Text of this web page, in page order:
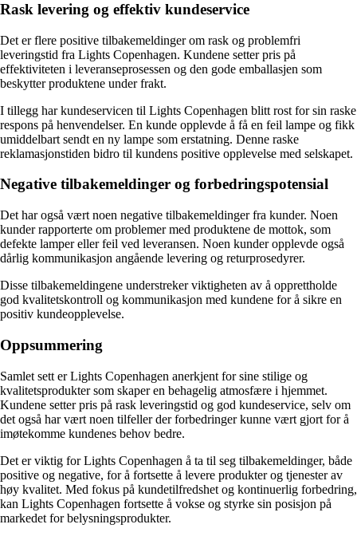
Rask levering og effektiv kundeservice
Det er flere positive tilbakemeldinger om rask og problemfri
leveringstid fra Lights Copenhagen. Kundene setter pris på
effektiviteten i leveranseprosessen og den gode emballasjen som
beskytter produktene under frakt.
I tillegg har kundeservicen til Lights Copenhagen blitt rost for sin raske
respons på henvendelser. En kunde opplevde å få en feil lampe og fikk
umiddelbart sendt en ny lampe som erstatning. Denne raske
reklamasjonstiden bidro til kundens positive opplevelse med selskapet.
Negative tilbakemeldinger og forbedringspotensial
Det har også vært noen negative tilbakemeldinger fra kunder. Noen
kunder rapporterte om problemer med produktene de mottok, som
defekte lamper eller feil ved leveransen. Noen kunder opplevde også
dårlig kommunikasjon angående levering og returprosedyrer.
Disse tilbakemeldingene understreker viktigheten av å opprettholde
god kvalitetskontroll og kommunikasjon med kundene for å sikre en
positiv kundeopplevelse.
Oppsummering
Samlet sett er Lights Copenhagen anerkjent for sine stilige og
kvalitetsprodukter som skaper en behagelig atmosfære i hjemmet.
Kundene setter pris på rask leveringstid og god kundeservice, selv om
det også har vært noen tilfeller der forbedringer kunne vært gjort for å
imøtekomme kundenes behov bedre.
Det er viktig for Lights Copenhagen å ta til seg tilbakemeldinger, både
positive og negative, for å fortsette å levere produkter og tjenester av
høy kvalitet. Med fokus på kundetilfredshet og kontinuerlig forbedring,
kan Lights Copenhagen fortsette å vokse og styrke sin posisjon på
markedet for belysningsprodukter.